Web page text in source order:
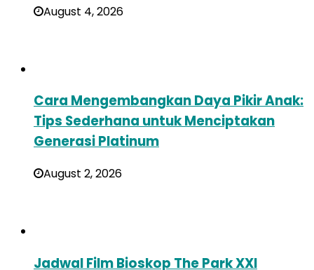
August 4, 2026
Cara Mengembangkan Daya Pikir Anak:
Tips Sederhana untuk Menciptakan
Generasi Platinum
August 2, 2026
Jadwal Film Bioskop The Park XXI